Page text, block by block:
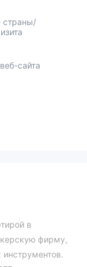
страны/
сайта
в
фирму,